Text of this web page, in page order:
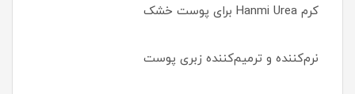
کرم Hanmi Urea برای پوست خشک
نرم‌کننده و ترمیم‌کننده زبری پوست